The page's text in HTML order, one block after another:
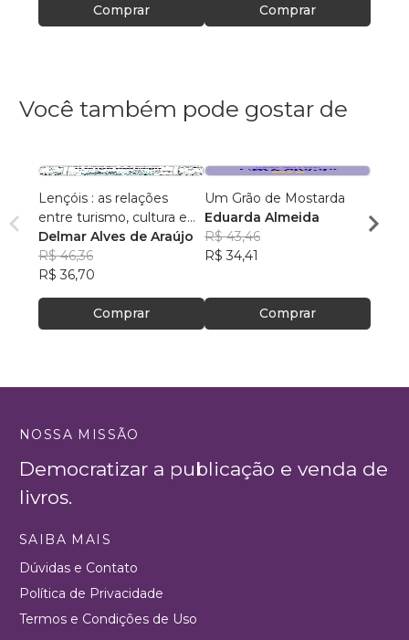
Comprar Comprar
Você também pode gostar de
Lençóis : as relações
entre turismo, cultura e
ambiente
Delmar Alves de Araújo
R$ 46,36
R$ 36,70
Comprar
Um Grão de Mostarda
Eduarda Almeida
R$ 43,46
R$ 34,41
Comprar
Aulas
NOSSA MISSÃO
Democratizar a publicação e venda de
livros.
SAIBA MAIS
Dúvidas e Contato
Política de Privacidade
Termos e Condições de Uso